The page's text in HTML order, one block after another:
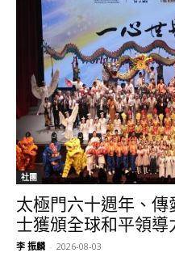
社團
太極門六十週年、
士獲頒全球和平領導
李 振麟 - 2026-08-03